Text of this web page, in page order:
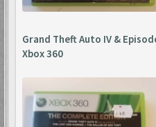
Grand Theft Auto IV &
Xbox 360